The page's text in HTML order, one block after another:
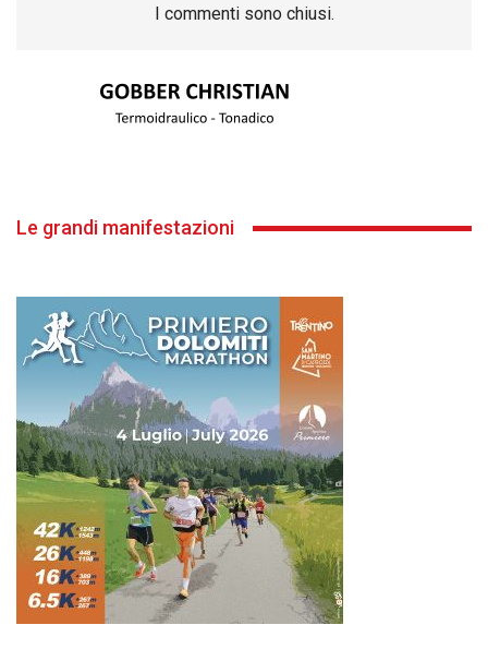
I commenti sono chiusi.
Le grandi manifestazioni